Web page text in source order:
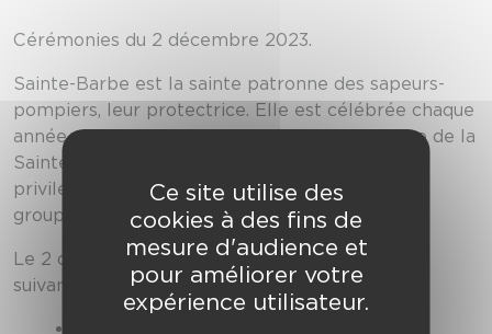
Cérémonies du 2 décembre 2023.
Sainte-Barbe est la sainte patronne des sapeurs-
pompiers, leur protectrice. Elle est célébrée chaque
année par les sapeurs-pompiers lors de la fête de la
Sainte-Barbe. C’est un moment convivial et
privilégié permettant d’affirmer la cohésion du
groupe et de rendre hommage aux disparus.
Le 2 décembre 2023, les célébrations sont les
suivantes :
Ce site utilise des
cookies à des fins de
mesure d'audience et
pour améliorer votre
expérience utilisateur.